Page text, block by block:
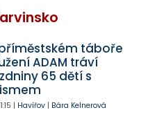
táboře
ADAM tráví
65 dětí s
| Havířov| Bára Kelnerová